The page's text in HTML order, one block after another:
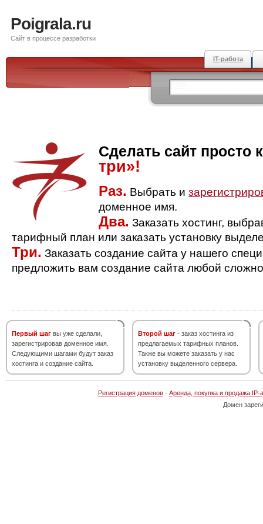
Poigrala.ru
Сайт в процессе разработки
IT-работа
Сделать сайт просто
три»!
Раз. Выбрать и
доменное имя.
Два. Заказать хостинг,
тарифный план или заказать установку
Три. Заказать создание сайта у нашего
предложить вам создание сайта любой
Первый шаг вы уже сделали,
зарегистрировав доменное имя.
Следующими шагами будут заказ
хостинга и создание сайта.
Второй шаг - заказ хостинга из
предлагаемых тарифных планов.
Также вы можете заказать у нас
установку выделенного сервера.
Регистрация доменов· Аренда, покупка и продажа IP-
Домен